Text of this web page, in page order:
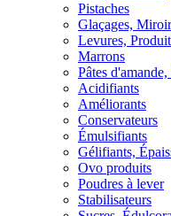
Pistaches
Glaçages,
Levures,
Marrons
Pâtes
Acidifiants
Améliorants
Conservateurs
Émulsifiants
Gélifiants,
Ovo produits
Poudres à lever
Stabilisateurs